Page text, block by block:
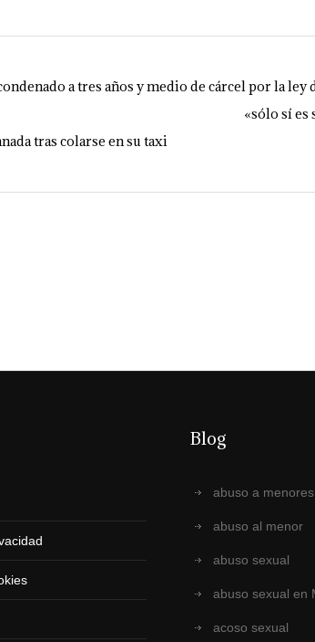
a tres años y medio de cárcel por la ley
«sólo sí es
tras colarse en su taxi
Blog
abuso a menores
abuso al menor
abuso sexual
abuso sexual en
acoso sexual